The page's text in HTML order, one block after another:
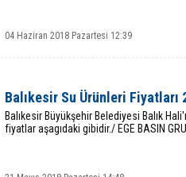
04 Haziran 2018 Pazartesi 12:39
Balıkesir Su Ürünleri Fiyatları
Balıkesir Büyükşehir Belediyesi Balık
fiyatlar aşagıdaki gibidir./ EGE BASIN